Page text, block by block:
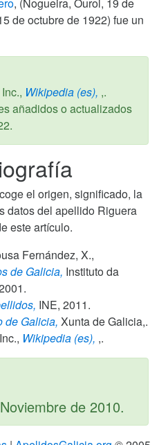
de octubre de 1922) fue un
Wikipedia (es), ,.
añadidos o actualizados
.
el origen, significado, la
datos del apellido Riguera
este artículo.
Fernández, X.,
de Galicia, Instituto da
.
INE, 2011.
de Galicia, Xunta de Galicia,.
Wikipedia (es), ,.
de 2010.